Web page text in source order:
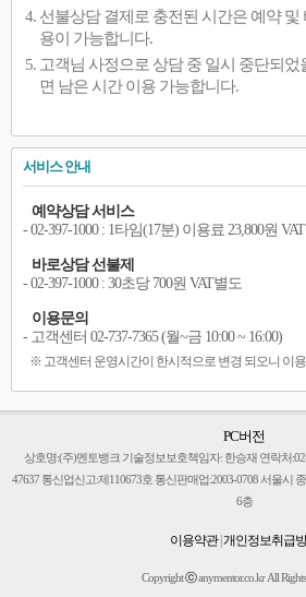
선불상담 결제로 충전된 시간은 예약 및
용이 가능합니다.
고객님 사정으로 상담 중 일시 중단되었
면 남은 시간 이용 가능합니다.
서비스 안내
예약상담 서비스
- 02-397-1000 : 1타임(17분) 이용료 23,800원
바로상담 선불제
- 02-397-1000 : 30초당 700원 VAT별도
이용문의
- 고객센터 02-737-7365 (월~금 10:00 ~ 16:00)
※ 고객센터 운영시간이 한시적으로 변경 되오니 이
PC버전
상호명:(주)멘토뱅크 기술정보보호책임자: 한승재 연락처
47637 통신업신고:제110673호 통신판매업:2003-0708 서울시
6층
이용약관| 개인정보취급
Copyrightⓒanymentor.co.kr All Rights